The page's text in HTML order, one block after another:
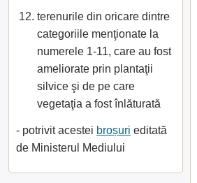
terenurile din oricare dintre
categoriile menţionate la
numerele 1-11, care au fost
ameliorate prin plantaţii
silvice şi de pe care
vegetaţia a fost înlăturată
- potrivit acestei broșuri editată
de Ministerul Mediului